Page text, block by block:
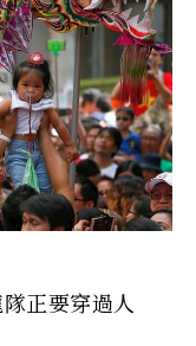
正要穿過人